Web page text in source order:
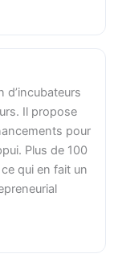
d’incubateurs
Il propose
pour
Plus de 100
qui en fait un